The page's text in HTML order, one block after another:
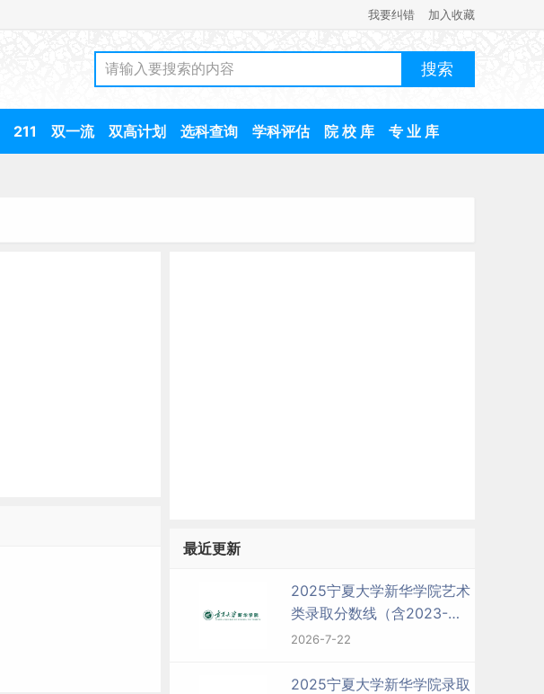
我要纠错 加入收藏
211 双一流 双高计划 选科查询 学科评估 院 校 库 专 业 库
最近更新
2025宁夏大学新华学院艺术
类录取分数线（含2023-
2024历年）
2026-7-22
2025宁夏大学新华学院录取